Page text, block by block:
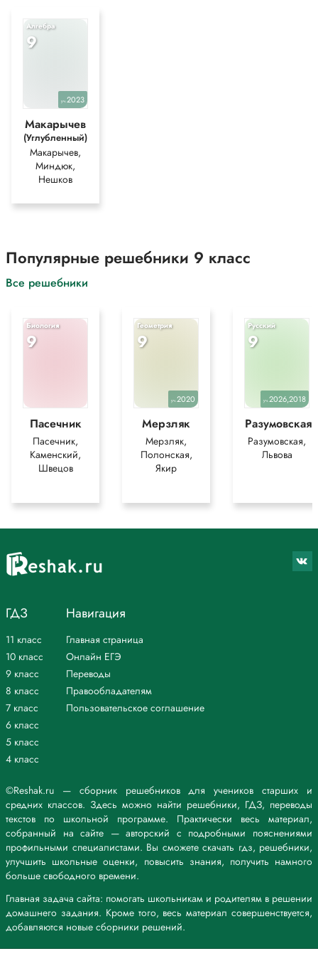
Алгебра
9
уч.2023
Макарычев
(Углубленный)
Макарычев,
Миндюк,
Нешков
Популярные решебники 9 класс
Все решебники
Биология
9
Пасечник
Пасечник,
Каменский,
Швецов
Геометрия
9
уч.2020
Мерзляк
Мерзляк,
Полонская,
Якир
Русский
9
уч.2026,2018
Разумовская
Разумовская,
Львова
©Reshak.ru — сборник решебников для учеников старших и
средних классов. Здесь можно найти решебники, ГДЗ, переводы
текстов по школьной программе. Практически весь материал,
собранный на сайте — авторский с подробными пояснениями
профильными специалистами. Вы сможете скачать гдз, решебники,
улучшить школьные оценки, повысить знания, получить намного
больше свободного времени.
Главная задача сайта: помогать школьникам и родителям в решении
домашнего задания. Кроме того, весь материал совершенствуется,
добавляются новые сборники решений.
ГДЗ
11 класс
10 класс
9 класс
8 класс
7 класс
6 класс
5 класс
4 класс
Навигация
Главная страница
Онлайн ЕГЭ
Переводы
Правообладателям
Пользовательское соглашение